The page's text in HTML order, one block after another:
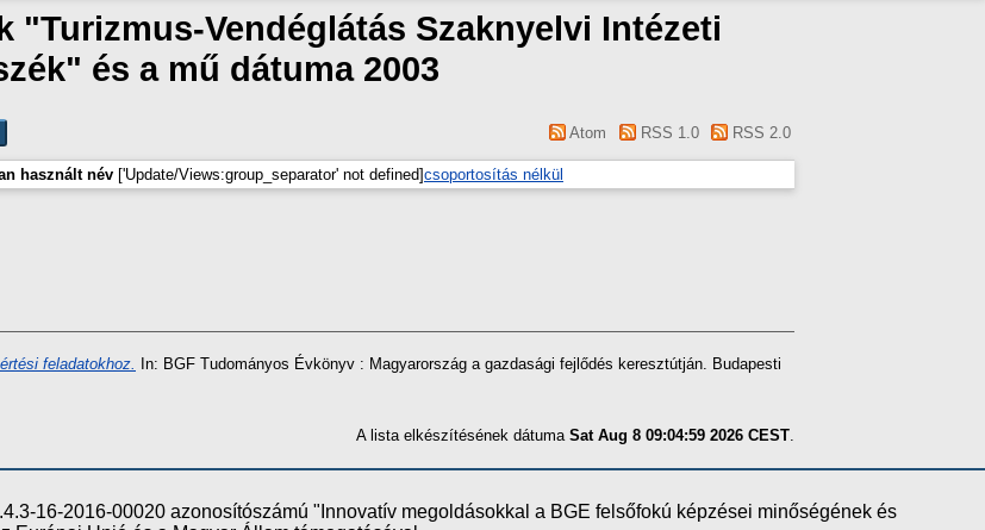
"Turizmus-Vendéglátás Szaknyelvi Intézeti
és a mű dátuma 2003
Atom RSS 1.0 RSS 2.0
használt név ['Update/Views:group_separator' not defined]csoportosítás nélkül
feladatokhoz.
In: BGF Tudományos Évkönyv : Magyarország a gazdasági fejlődés keresztútján. Budapesti
A lista elkészítésének dátuma Sat Aug 8 09:04:59 2026 CEST.
16-2016-00020 azonosítószámú "Innovatív megoldásokkal a BGE felsőfokú képzései minőségének és